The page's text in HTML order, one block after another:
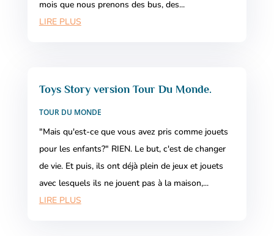
mois que nous prenons des bus, des...
LIRE PLUS
Toys Story version Tour Du Monde.
TOUR DU MONDE
"Mais qu'est-ce que vous avez pris comme jouets
pour les enfants?" RIEN. Le but, c'est de changer
de vie. Et puis, ils ont déjà plein de jeux et jouets
avec lesquels ils ne jouent pas à la maison,...
LIRE PLUS